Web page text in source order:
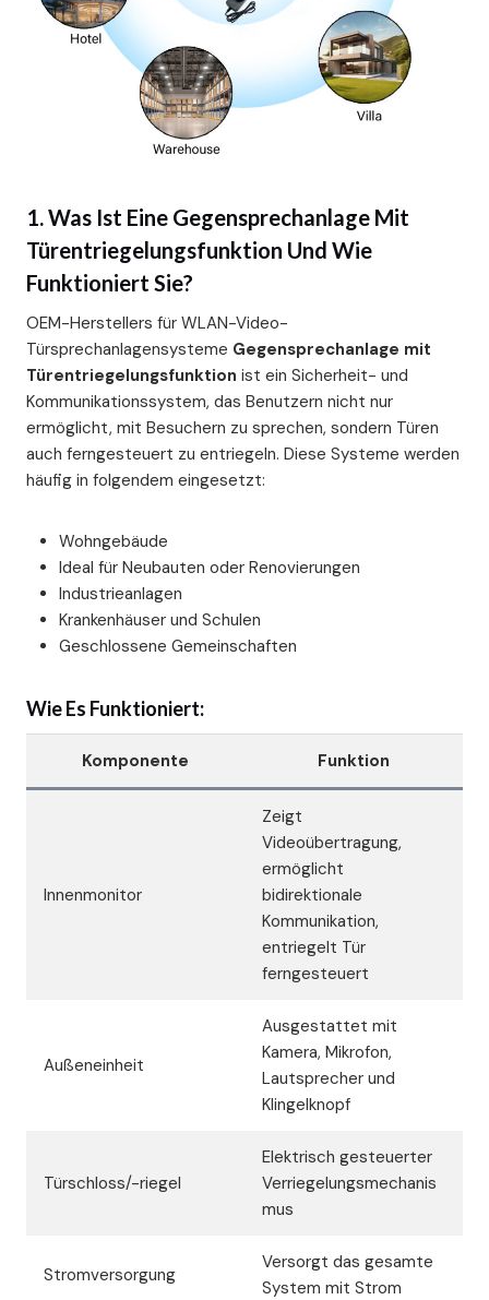
1. Was Ist Eine Gegensprechanlage Mit
Türentriegelungsfunktion Und Wie
Funktioniert Sie?
OEM-Herstellers für WLAN-Video-
Türsprechanlagensysteme Gegensprechanlage mit
Türentriegelungsfunktion ist ein Sicherheit- und
Kommunikationssystem, das Benutzern nicht nur
ermöglicht, mit Besuchern zu sprechen, sondern Türen
auch ferngesteuert zu entriegeln. Diese Systeme werden
häufig in folgendem eingesetzt:
Wohngebäude
Ideal für Neubauten oder Renovierungen
Industrieanlagen
Krankenhäuser und Schulen
Geschlossene Gemeinschaften
Wie Es Funktioniert:
Komponente Funktion
Innenmonitor
Zeigt
Videoübertragung,
ermöglicht
bidirektionale
Kommunikation,
entriegelt Tür
ferngesteuert
Außeneinheit
Ausgestattet mit
Kamera, Mikrofon,
Lautsprecher und
Klingelknopf
Türschloss/-riegel
Elektrisch gesteuerter
Verriegelungsmechanis
mus
Stromversorgung
Versorgt das gesamte
System mit Strom